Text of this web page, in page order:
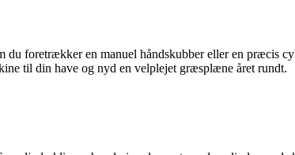
foretrækker en manuel håndskubber eller en præcis
til din have og nyd en velplejet græsplæne året rundt.